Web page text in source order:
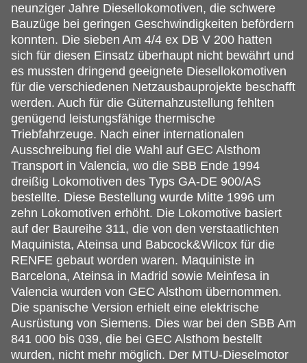
neunziger Jahre Diesellokomotiven, die schwere
Bauzüge bei geringen Geschwindigkeiten befördern
konnten. Die sieben Am 4/4 ex DB V 200 hatten
sich für diesen Einsatz überhaupt nicht bewährt und
es mussten dringend geeignete Diesellokomotiven
für die verschiedenen Netzausbauprojekte beschafft
werden. Auch für die Güternahzustellung fehlten
genügend leistungsfähige thermische
Triebfahrzeuge. Nach einer internationalen
Ausschreibung fiel die Wahl auf GEC Alsthom
Transport in Valencia, wo die SBB Ende 1994
dreißig Lokomotiven des Typs GA-DE 900/AS
bestellte. Diese Bestellung wurde Mitte 1996 um
zehn Lokomotiven erhöht. Die Lokomotive basiert
auf der Baureihe 311, die von den verstaatlichten
Maquinista, Ateinsa und Babcock&Wilcox für die
RENFE gebaut worden waren. Maquiniste in
Barcelona, Ateinsa in Madrid sowie Meinfesa in
Valencia wurden von GEC Alsthom übernommen.
Die spanische Version erhielt eine elektrische
Ausrüstung von Siemens. Dies war bei den SBB Am
841 000 bis 039, die bei GEC Alsthom bestellt
wurden, nicht mehr möglich. Der MTU-Dieselmotor